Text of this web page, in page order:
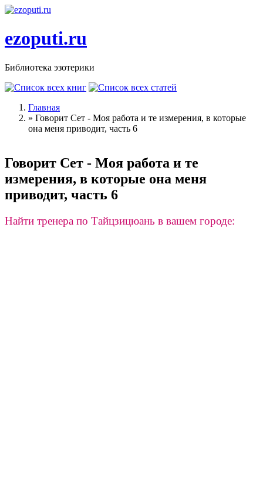
Перейти к основному содержанию
ezoputi.ru
Библиотека эзотерики
Вы здесь
Главная
» Говорит Сет - Моя работа и те измерения, в которые
она меня приводит, часть 6
Говорит Сет - Моя работа и те
измерения, в которые она меня
приводит, часть 6
Найти тренера по Тайцзицюань в вашем городе: